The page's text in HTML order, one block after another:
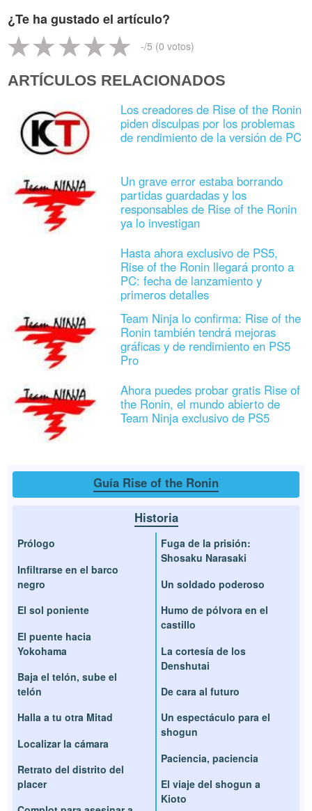
¿Te ha gustado el artículo?
-/5 (0 votos)
ARTÍCULOS RELACIONADOS
Los creadores de Rise of the Ronin
piden disculpas por los problemas
de rendimiento de la versión de PC
Un grave error estaba borrando
partidas guardadas y los
responsables de Rise of the Ronin
ya lo investigan
Hasta ahora exclusivo de PS5,
Rise of the Ronin llegará pronto a
PC: fecha de lanzamiento y
primeros detalles
Team Ninja lo confirma: Rise of the
Ronin también tendrá mejoras
gráficas y de rendimiento en PS5
Pro
Ahora puedes probar gratis Rise of
the Ronin, el mundo abierto de
Team Ninja exclusivo de PS5
Guía Rise of the Ronin
Historia
Prólogo
Infiltrarse en el barco
negro
El sol poniente
El puente hacia
Yokohama
Baja el telón, sube el
telón
Halla a tu otra Mitad
Localizar la cámara
Retrato del distrito del
placer
Fuga de la prisión:
Shosaku Narasaki
Un soldado poderoso
Humo de pólvora en el
castillo
La cortesía de los
Denshutai
De cara al futuro
Un espectáculo para el
shogun
Paciencia, paciencia
El viaje del shogun a
Kioto